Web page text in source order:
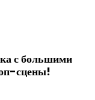
с большими
сцены!